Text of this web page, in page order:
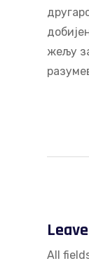
жељу
All